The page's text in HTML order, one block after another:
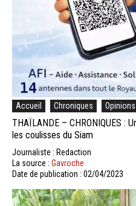
Accueil Chroniques
THAÏLANDE – CHRONIQUES :
les coulisses du Siam
Journaliste : Redaction
La source : Gavroche
Date de publication : 02/04/2023